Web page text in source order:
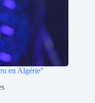
en Algérie"